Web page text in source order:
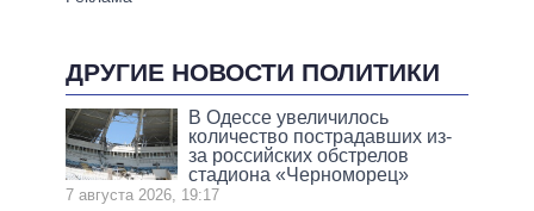
ДРУГИЕ НОВОСТИ ПОЛИТИКИ
В Одессе увеличилось
количество пострадавших из-
за российских обстрелов
стадиона «Черноморец»
7 августа 2026, 19:17